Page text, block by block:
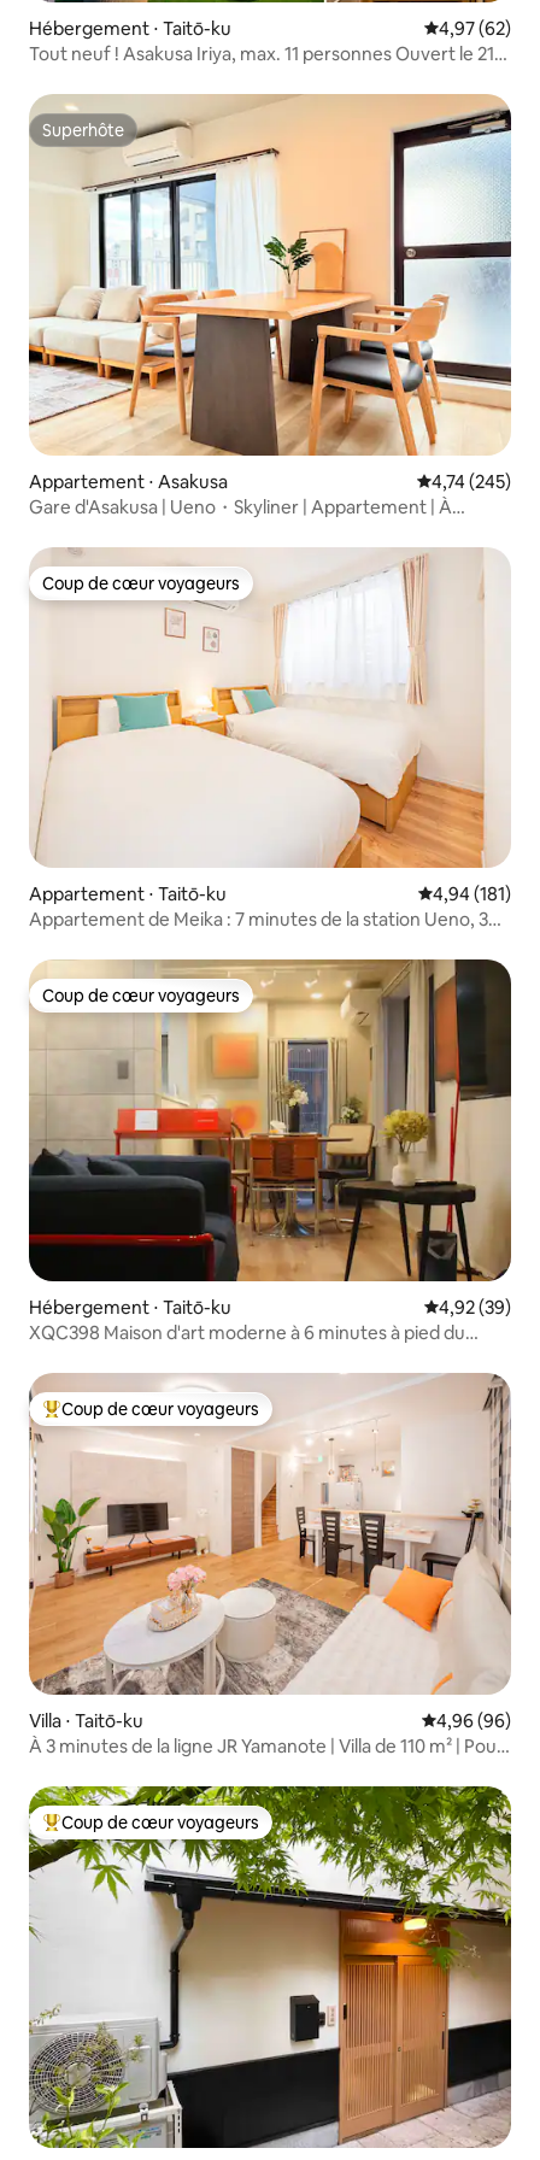
Hébergement ⋅ Taitō-ku Évaluation
4,97 (62)
Tout neuf ! Asakusa Iriya, max. 11 personnes Ouvert le 21
Superhôte
Superhôte
Appartement ⋅ Asakusa Évaluation
4,74 (245)
Gare d'Asakusa | Ueno・Skyliner | Appartement | À
d'une chambre 22
Coup de cœur voyageurs
Coup de cœur voyageurs
Appartement ⋅ Taitō-ku Évaluation
4,94 (181)
Appartement de Meika : 7 minutes de la station Ueno, 3
Ginza, Shibuya, Shinjuku, Wi-Fi gratuit, parking familial.
Coup de cœur voyageurs
Coup de cœur voyageurs
Hébergement ⋅ Taitō-ku Évaluation
4,92 (39)
XQC398 Maison d'art moderne à 6 minutes à pied du
nouvellement construit, entièrement équipé, bien
desservi par les transports
Coups de cœur voyageurs les plus appréciés
Coup de cœur voyageurs
Villa ⋅ Taitō-ku Évaluation
4,96 (96)
À 3 minutes de la ligne JR Yamanote | Villa de 110 m² | Pour
Coups de cœur voyageurs les plus appréciés
Coup de cœur voyageurs